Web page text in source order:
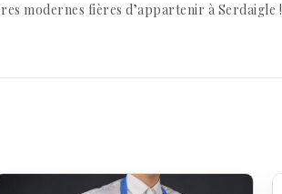
modernes fières d’appartenir à Serdaigle !